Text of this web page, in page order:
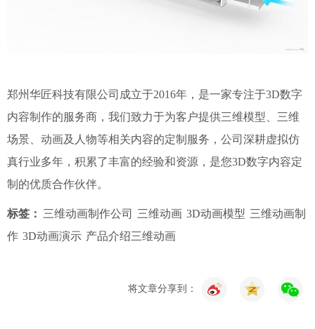
郑州华匠科技有限公司成立于2016年，是一家专注于3D数字
内容制作的服务商，我们致力于为客户提供三维模型、三维
场景、动画及人物等相关内容的定制服务，公司深耕虚拟仿
真行业多年，积累了丰富的经验和资源，是您3D数字内容定
制的优质合作伙伴。
标签： 三维动画制作公司 三维动画 3D动画模型 三维动画制
作 3D动画演示 产品介绍三维动画
将文章分享到：